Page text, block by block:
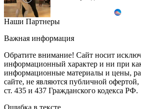
Этот танец невесты
Пересмотрела 10 раз
i
Ролик из Омска: вы
будете смеяться долго
Наши Партнеры
Важная информация
Обратите внимание! Сайт носит
информационный характер и ни при
информационные материалы и цены,
сайте, не являются публичной офертой,
ст. 435 и 437 Гражданского кодекса РФ.
Ошибка в тексте